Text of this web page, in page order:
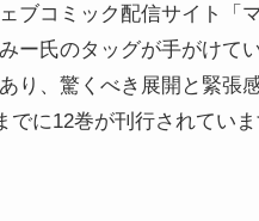
ブコミック配信サイト「
ー氏のタッグが手がけて
り、驚くべき展開と緊張
でに12巻が刊行されてい